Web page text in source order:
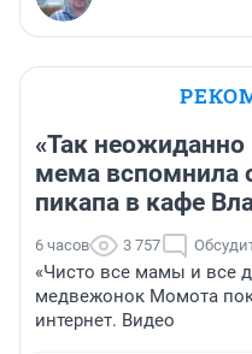
«Так неожиданно
мема вспомнила
пикапа в кафе
6 часов 3 757
«Чисто все мамы и все
медвежонок Момота
интернет. Видео